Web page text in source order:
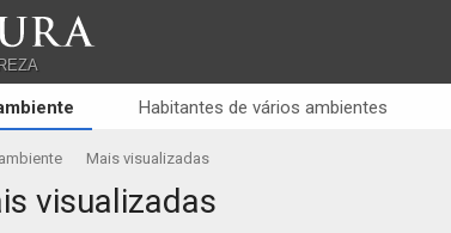
Habitantes de vários ambientes
Mais visualizadas
visualizadas